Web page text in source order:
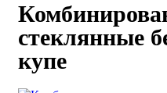
стеклянные
купе